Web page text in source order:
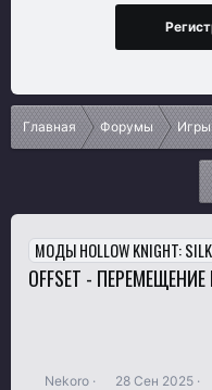
Главная Форумы Игры
МОДЫ HOLLOW KNIGHT:
OFFSET -
А
Nekoro
Д
28 Сен 2025